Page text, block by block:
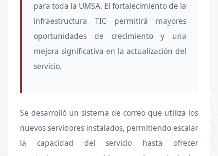
para toda la UMSA. El fortalecimiento de la
infraestructura TIC permitirá mayores
oportunidades de crecimiento y una
mejora significativa en la actualización del
servicio.
Se desarrolló un sistema de correo que utiliza los
nuevos servidores instalados, permitiendo escalar
la capacidad del servicio hasta ofrecer